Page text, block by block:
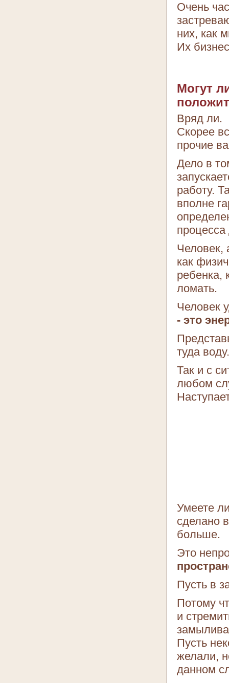
Очень
них, как
Их
Могут
Вряд ли.
Скорее
прочие
Дело в
работу.
вполне
процесса
Человек,
как
ребенка,
ломать.
Человек
- это
туда
Так и с
любом
Умеете
сделано
больше.
Это
Пусть в
Потому
и
Пусть
желали,
данном